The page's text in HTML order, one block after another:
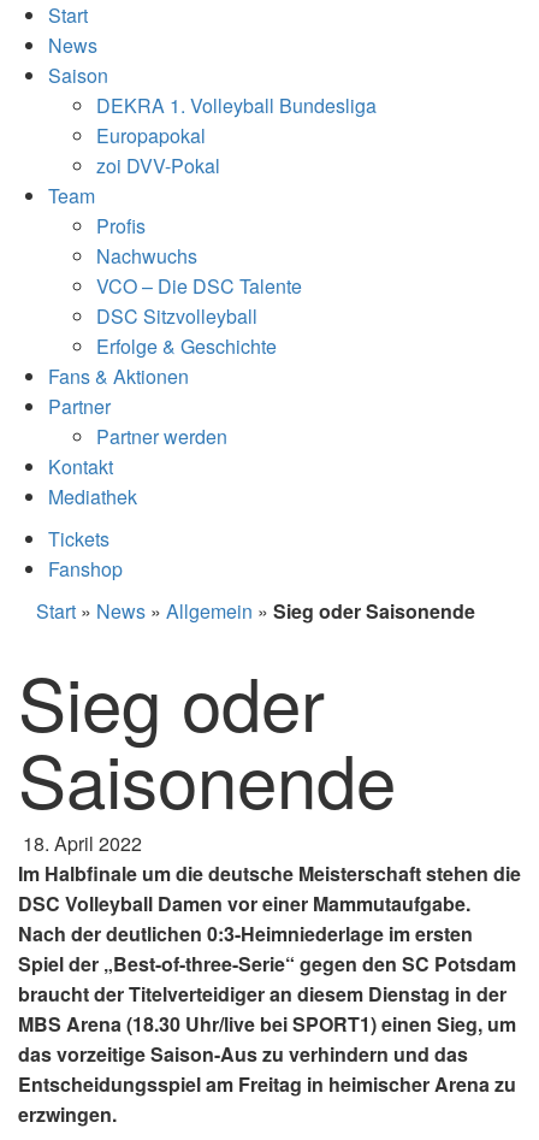
Start
News
Saison
DEKRA 1. Volleyball Bundesliga
Europapokal
zoi DVV-Pokal
Team
Profis
Nachwuchs
VCO – Die DSC Talente
DSC Sitzvolleyball
Erfolge & Geschichte
Fans & Aktionen
Partner
Partner werden
Kontakt
Mediathek
Tickets
Fanshop
Start » News » Allgemein » Sieg oder Saisonende
Sieg oder
Saisonende
18. April 2022
Im Halbfinale um die deutsche Meisterschaft stehen die
DSC Volleyball Damen vor einer Mammutaufgabe.
Nach der deutlichen 0:3-Heimniederlage im ersten
Spiel der „Best-of-three-Serie“ gegen den SC Potsdam
braucht der Titelverteidiger an diesem Dienstag in der
MBS Arena (18.30 Uhr/live bei SPORT1) einen Sieg, um
das vorzeitige Saison-Aus zu verhindern und das
Entscheidungsspiel am Freitag in heimischer Arena zu
erzwingen.